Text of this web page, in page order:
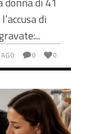
di 41
di
AGO 0 0